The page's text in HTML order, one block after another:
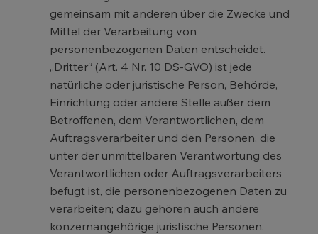
gemeinsam mit anderen über die Zwecke und
Mittel der Verarbeitung von
personenbezogenen Daten entscheidet.
„Dritter“ (Art. 4 Nr. 10 DS-GVO) ist jede
natürliche oder juristische Person, Behörde,
Einrichtung oder andere Stelle außer dem
Betroffenen, dem Verantwortlichen, dem
Auftragsverarbeiter und den Personen, die
unter der unmittelbaren Verantwortung des
Verantwortlichen oder Auftragsverarbeiters
befugt ist, die personenbezogenen Daten zu
verarbeiten; dazu gehören auch andere
konzernangehörige juristische Personen.